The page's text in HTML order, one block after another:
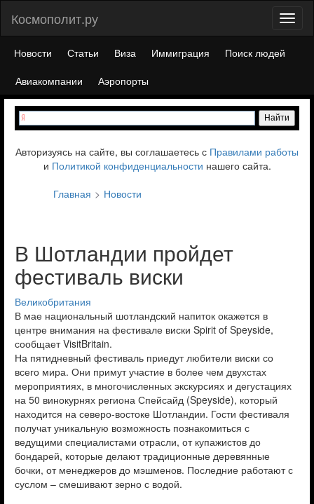
Космополит.ру
Новости Статьи Виза Иммиграция
Поиск людей
Авиакомпании
Аэропорты
Авторизуясь на сайте, вы соглашаетесь с Правилами работы
и Политикой конфиденциальности нашего сайта.
Главная
Новости
В Шотландии пройдет
фестиваль виски
Великобритания
В мае национальный шотландский напиток окажется в
центре внимания на фестивале виски Spirit of Speyside,
сообщает VisitBritain.
На пятидневный фестиваль приедут любители виски со
всего мира. Они примут участие в более чем двухстах
мероприятиях, в многочисленных экскурсиях и дегустациях
на 50 винокурнях региона Спейсайд (Speyside), который
находится на северо-востоке Шотландии. Гости фестиваля
получат уникальную возможность познакомиться с
ведущими специалистами отрасли, от купажистов до
бондарей, которые делают традиционные деревянные
бочки, от менеджеров до мэшменов. Последние работают с
суслом – смешивают зерно с водой.